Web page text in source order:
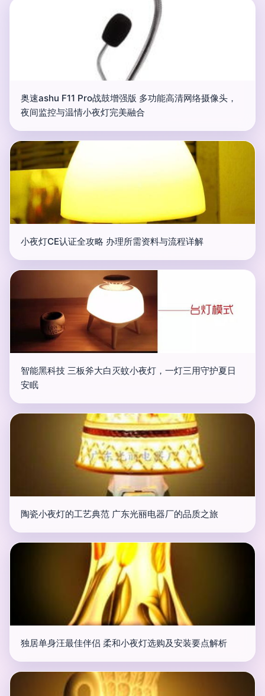
奥速ashu F11 Pro战鼓增强版 多功能高清网络摄像头，
夜间监控与温情小夜灯完美融合
小夜灯CE认证全攻略 办理所需资料与流程详解
智能黑科技 三板斧大白灭蚊小夜灯，一灯三用守护夏日
安眠
陶瓷小夜灯的工艺典范 广东光丽电器厂的品质之旅
独居单身汪最佳伴侣 柔和小夜灯选购及安装要点解析